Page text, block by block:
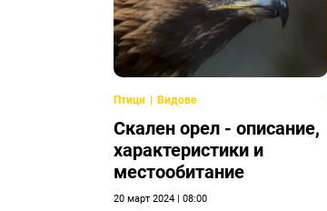
Птици Видове
Скален орел - описание,
характеристики и
местообитание
20 март 2024 | 08:00